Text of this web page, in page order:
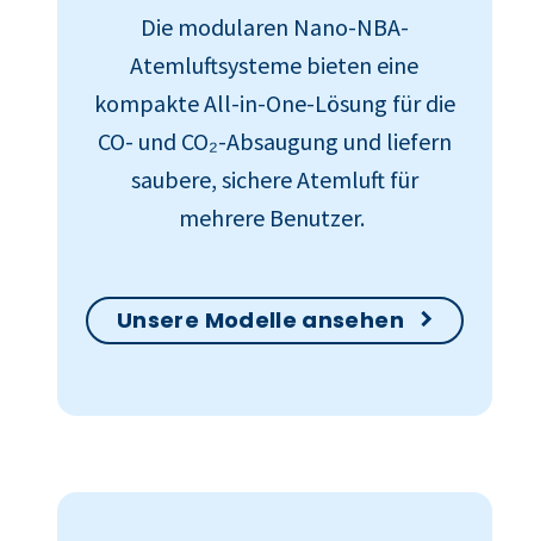
Die modularen Nano-NBA-
Atemluftsysteme bieten eine
kompakte All-in-One-Lösung für die
CO- und CO₂-Absaugung und liefern
saubere, sichere Atemluft für
mehrere Benutzer.
Unsere Modelle ansehen